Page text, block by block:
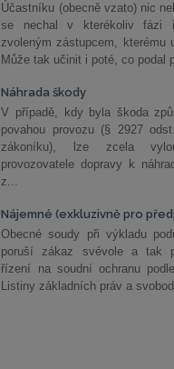
Účastníku (obecně vzato) nic
se nechal v kterékoliv fázi
zvoleným zástupcem, kterému
Může tak učinit i poté, co podal
Náhrada škody
V případě, kdy byla škoda
povahou provozu (§ 2927
zákoníku), lze zcela
provozovatele dopravy k
z...
Nájemné (exkluzivně pro
Obecné soudy při výkladu
poruší zákaz svévole a tak
řízení na soudní ochranu
Listiny základních práv a